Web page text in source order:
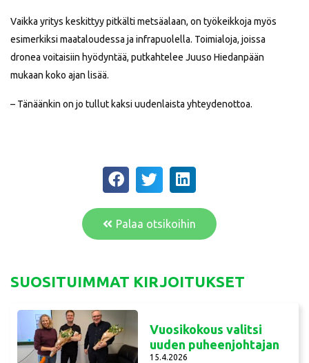
Vaikka yritys keskittyy pitkälti metsäalaan, on työkeikkoja myös
esimerkiksi maataloudessa ja infrapuolella. Toimialoja, joissa
dronea voitaisiin hyödyntää, putkahtelee Juuso Hiedanpään
mukaan koko ajan lisää.
– Tänäänkin on jo tullut kaksi uudenlaista yhteydenottoa.
Palaa otsikoihin
SUOSITUIMMAT KIRJOITUKSET
Vuosikokous valitsi
uuden puheenjohtajan
15.4.2026